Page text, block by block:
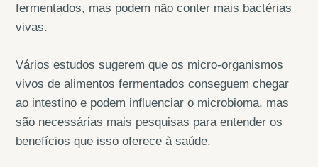
fermentados, mas podem não conter mais bactérias
vivas.
Vários estudos sugerem que os micro-organismos
vivos de alimentos fermentados conseguem chegar
ao intestino e podem influenciar o microbioma, mas
são necessárias mais pesquisas para entender os
benefícios que isso oferece à saúde.